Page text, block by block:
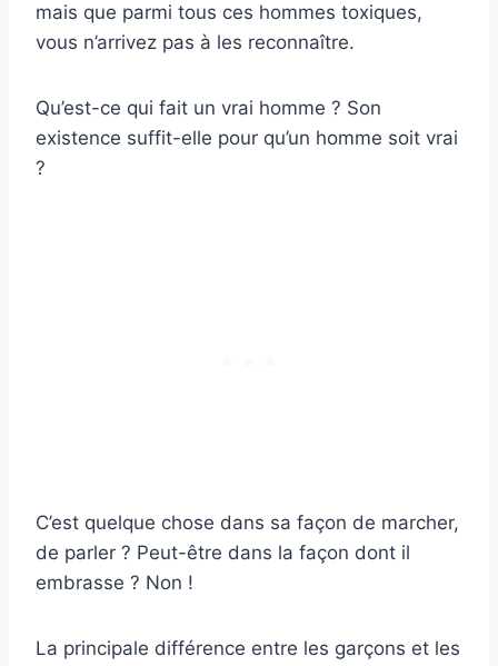
mais que parmi tous ces hommes toxiques,
vous n’arrivez pas à les reconnaître.
Qu’est-ce qui fait un vrai homme ? Son
existence suffit-elle pour qu’un homme soit vrai
?
C’est quelque chose dans sa façon de marcher,
de parler ? Peut-être dans la façon dont il
embrasse ? Non !
La principale différence entre les garçons et les